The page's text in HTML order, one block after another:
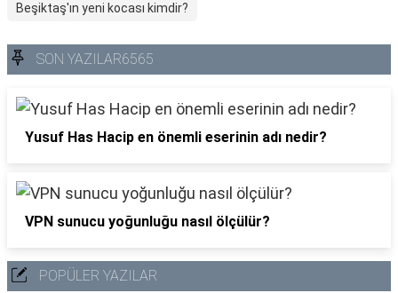
Beşiktaş'ın yeni kocası kimdir?
SON YAZILAR6565
Yusuf Has Hacip en önemli eserinin adı nedir?
VPN sunucu yoğunluğu nasıl ölçülür?
POPÜLER YAZILAR